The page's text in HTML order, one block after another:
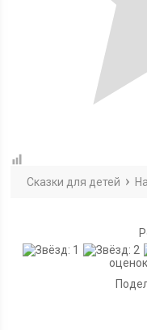
Сказки для детей